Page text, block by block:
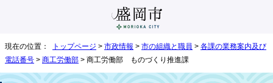
現在の位置： トップページ > 市政情報 > 市の組織と職員 > 各課の業務案内及び
電話番号 > 商工労働部 > 商工労働部 ものづくり推進課